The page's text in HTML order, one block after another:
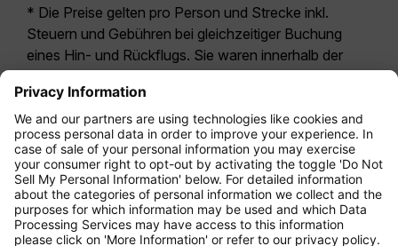
* Die Preise gelten pro Person und Strecke inkl.
Steuern und Gebühren bei gleichzeitiger Buchung
eines Hin- und Rückflugs. Sie waren innerhalb der
möglicherweise nicht mehr aktuell. Bei den für die
Economy Class angegebenen Tarifen handelt es
sich i.d.R. um Economy Zero, unsere restriktivste
Tarifoption. Es können hierfür zusätzliche Gebühren
fürAufgabegepäck oder für andere optionale
Leistungen anfallen. Es gelten dieAllgemeinen
Geschäftsbedingungen .